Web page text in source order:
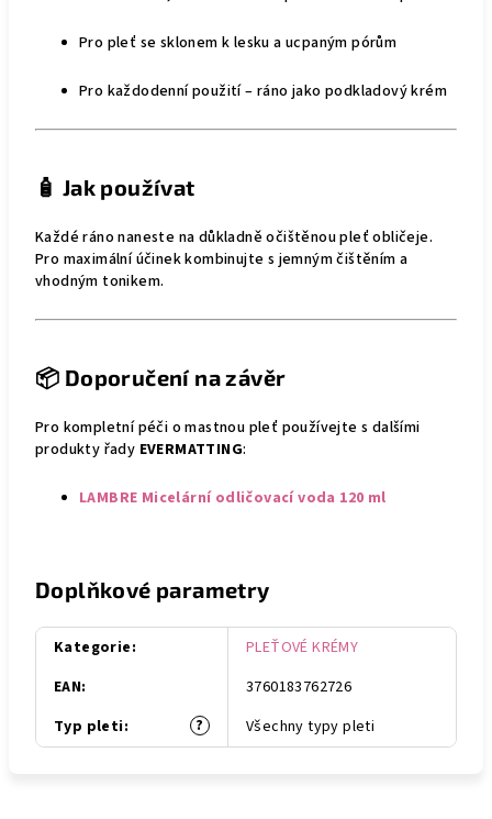
Pro pleť se sklonem k lesku a ucpaným pórům
Pro každodenní použití – ráno jako podkladový krém
🧴 Jak používat
Každé ráno naneste na důkladně očištěnou pleť obličeje.
Pro maximální účinek kombinujte s jemným čištěním a
vhodným tonikem.
📦 Doporučení na závěr
Pro kompletní péči o mastnou pleť používejte s dalšími
produkty řady EVERMATTING:
LAMBRE Micelární odličovací voda 120 ml
Doplňkové parametry
Kategorie:
PLEŤOVÉ KRÉMY
EAN:
3760183762726
?
Typ pleti: Všechny typy pleti